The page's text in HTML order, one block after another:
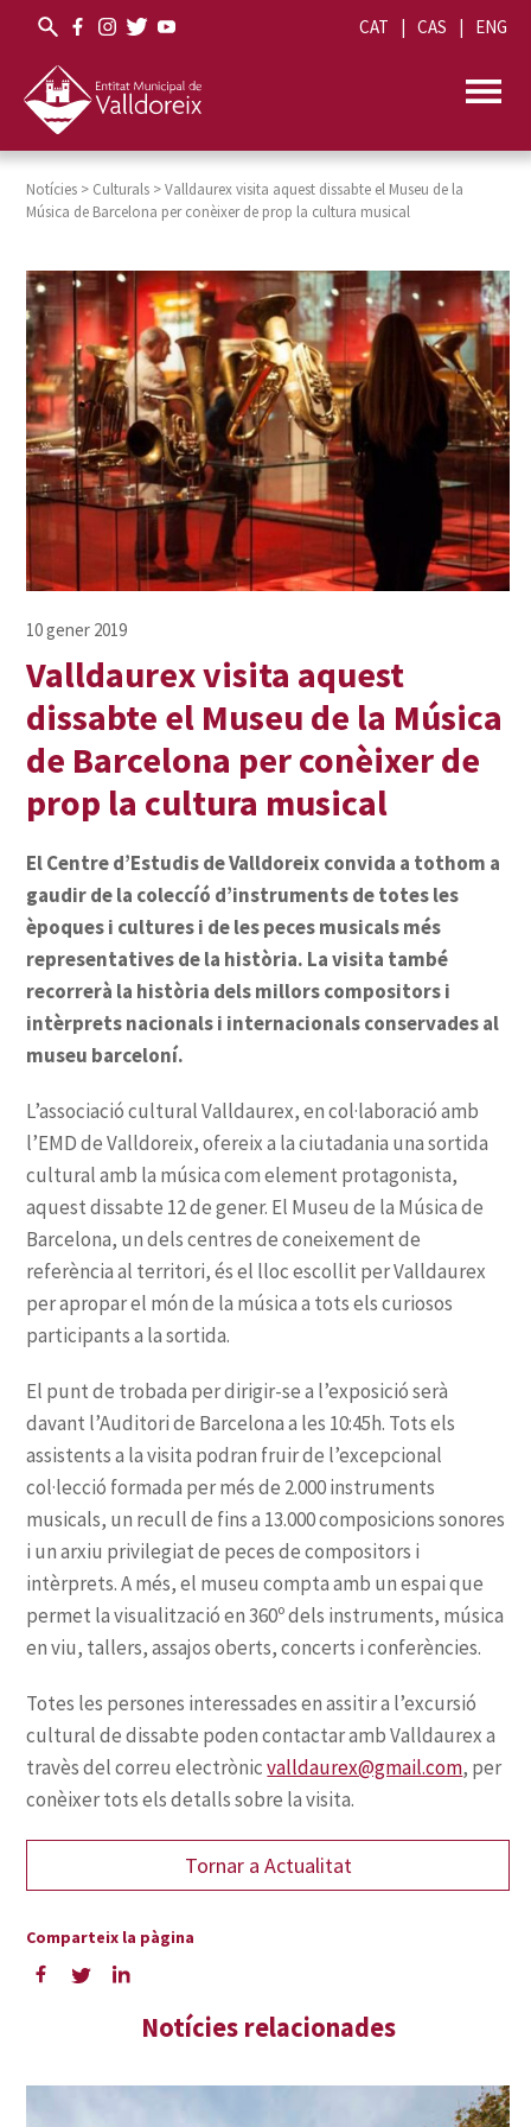
CAT CAS ENG
Notícies > Culturals >Valldaurex visita aquest dissabte el Museu de la
Música de Barcelona per conèixer de prop la cultura musical
Valldaurex visita aquest
dissabte el Museu de la Música
de Barcelona per conèixer de
prop la cultura musical
El Centre d’Estudis de Valldoreix convida a tothom a
gaudir de la coleccíó d’instruments de totes les
èpoques i cultures i de les peces musicals més
representatives de la història. La visita també
recorrerà la història dels millors compositors i
intèrprets nacionals i internacionals conservades al
museu barceloní.
valldaurex@gmail.com